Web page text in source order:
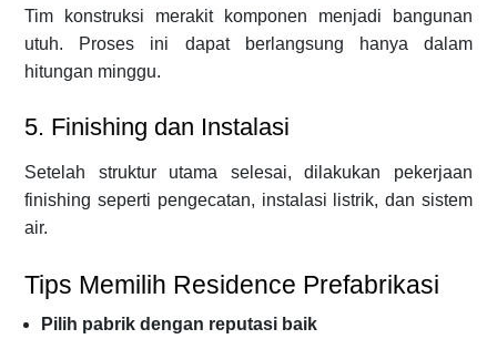
Tim konstruksi merakit komponen menjadi bangunan
utuh. Proses ini dapat berlangsung hanya dalam
hitungan minggu.
5. Finishing dan Instalasi
Setelah struktur utama selesai, dilakukan pekerjaan
finishing seperti pengecatan, instalasi listrik, dan sistem
air.
Tips Memilih Residence Prefabrikasi
Pilih pabrik dengan reputasi baik